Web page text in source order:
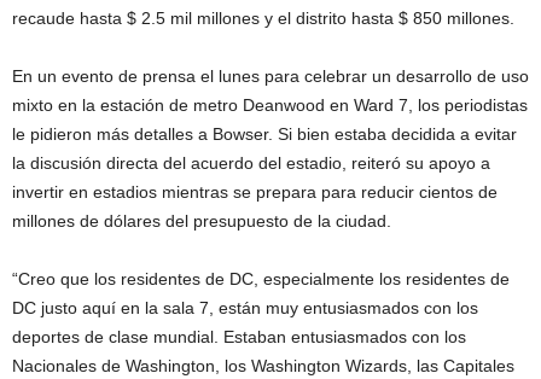
recaude hasta $ 2.5 mil millones y el distrito hasta $ 850 millones.
En un evento de prensa el lunes para celebrar un desarrollo de uso
mixto en la estación de metro Deanwood en Ward 7, los periodistas
le pidieron más detalles a Bowser. Si bien estaba decidida a evitar
la discusión directa del acuerdo del estadio, reiteró su apoyo a
invertir en estadios mientras se prepara para reducir cientos de
millones de dólares del presupuesto de la ciudad.
“Creo que los residentes de DC, especialmente los residentes de
DC justo aquí en la sala 7, están muy entusiasmados con los
deportes de clase mundial. Estaban entusiasmados con los
Nacionales de Washington, los Washington Wizards, las Capitales